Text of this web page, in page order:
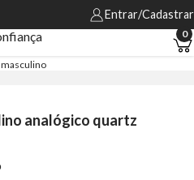
Entrar/Cadastrar
0
masculino
analógico quartz